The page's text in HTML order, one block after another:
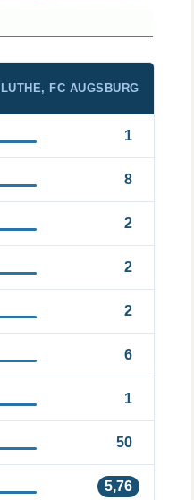
LUTHE, FC AUGSBURG
1
8
2
2
2
6
1
50
5,76